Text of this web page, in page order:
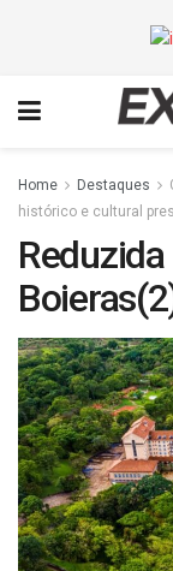
Home Destaques
histórico e cultural